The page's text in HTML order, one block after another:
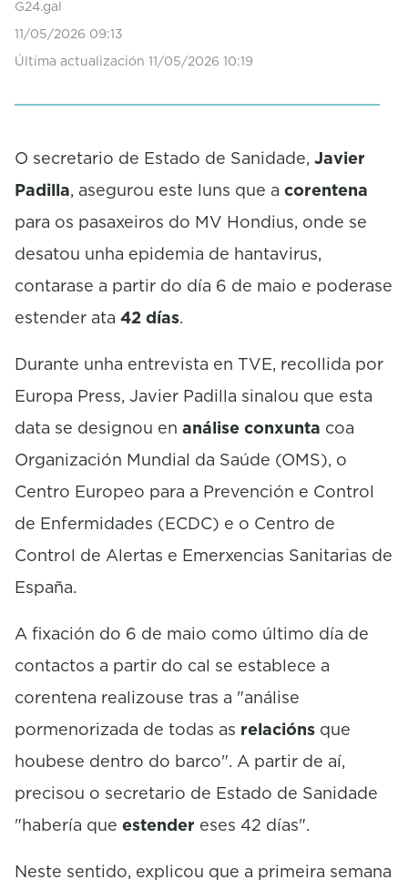
s
e
o
G24.gal
11/05/2026 09:13
Última actualización 11/05/2026 10:19
O secretario de Estado de Sanidade, Javier
Padilla, asegurou este luns que a corentena
para os pasaxeiros do MV Hondius, onde se
desatou unha epidemia de hantavirus,
contarase a partir do día 6 de maio e poderase
estender ata 42 días.
Durante unha entrevista en TVE, recollida por
Europa Press, Javier Padilla sinalou que esta
data se designou en análise conxunta coa
Organización Mundial da Saúde (OMS), o
Centro Europeo para a Prevención e Control
de Enfermidades (ECDC) e o Centro de
Control de Alertas e Emerxencias Sanitarias de
España.
A fixación do 6 de maio como último día de
contactos a partir do cal se establece a
corentena realizouse tras a "análise
pormenorizada de todas as relacións que
houbese dentro do barco". A partir de aí,
precisou o secretario de Estado de Sanidade
"habería que estender eses 42 días".
Neste sentido, explicou que a primeira semana